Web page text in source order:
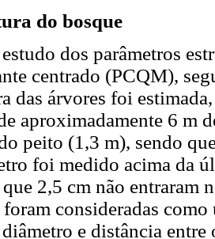
do bosque
estudo dos parâmetros
centrado (PCQM),
das árvores foi
aproximadamente 6 m
peito (1,3 m), sendo
foi medido acima da
2,5 cm não entraram
consideradas
e distância